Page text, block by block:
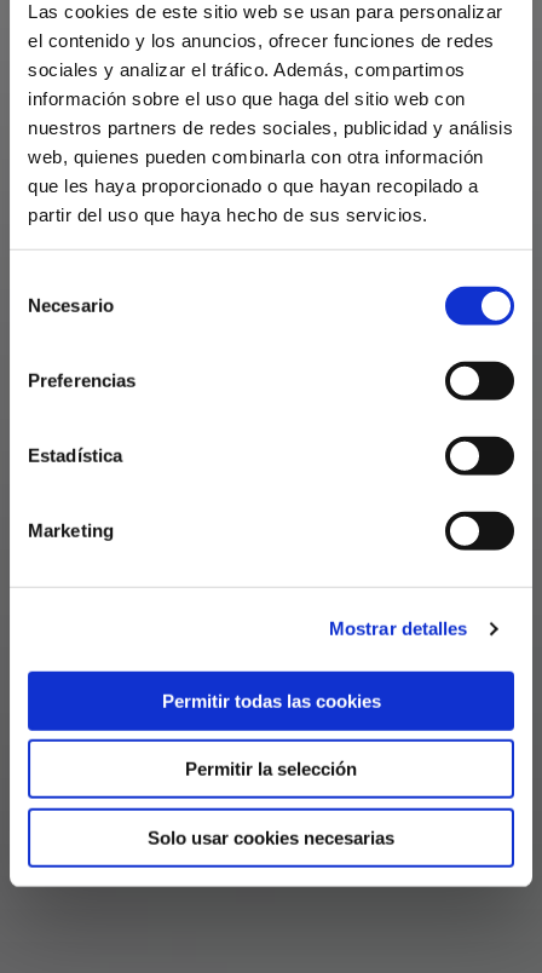
Las cookies de este sitio web se usan para personalizar
el contenido y los anuncios, ofrecer funciones de redes
sociales y analizar el tráfico. Además, compartimos
información sobre el uso que haga del sitio web con
nuestros partners de redes sociales, publicidad y análisis
web, quienes pueden combinarla con otra información
que les haya proporcionado o que hayan recopilado a
partir del uso que haya hecho de sus servicios.
Necesario
Preferencias
Estadística
Marketing
Mostrar detalles
Permitir todas las cookies
Permitir la selección
Solo usar cookies necesarias
Colorante para
hogar y menaje
Colortec